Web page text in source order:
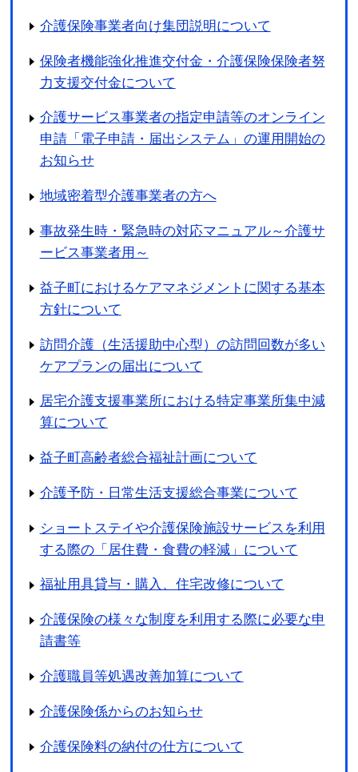
介護保険事業者向け集団説明について
保険者機能強化推進交付金・介護保険保険者努
力支援交付金について
介護サービス事業者の指定申請等のオンライン
申請「電子申請・届出システム」の運用開始の
お知らせ
地域密着型介護事業者の方へ
事故発生時・緊急時の対応マニュアル～介護サ
ービス事業者用～
益子町におけるケアマネジメントに関する基本
方針について
訪問介護（生活援助中心型）の訪問回数が多い
ケアプランの届出について
居宅介護支援事業所における特定事業所集中減
算について
益子町高齢者総合福祉計画について
介護予防・日常生活支援総合事業について
ショートステイや介護保険施設サービスを利用
する際の「居住費・食費の軽減」について
福祉用具貸与・購入、住宅改修について
介護保険の様々な制度を利用する際に必要な申
請書等
介護職員等処遇改善加算について
介護保険係からのお知らせ
介護保険料の納付の仕方について